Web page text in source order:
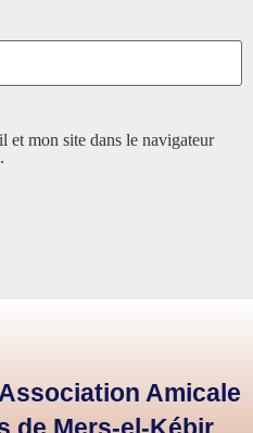
et mon site dans le navigateur
Amicale